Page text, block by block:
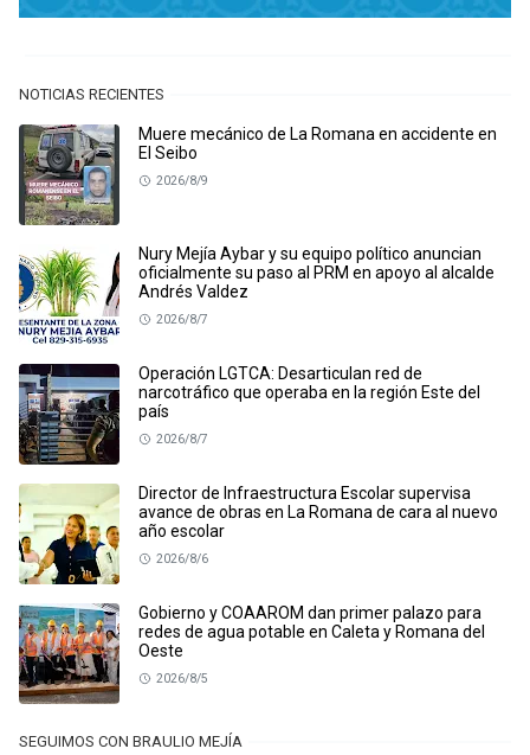
NOTICIAS RECIENTES
Muere mecánico de La Romana en accidente en
El Seibo
2026/8/9
Nury Mejía Aybar y su equipo político anuncian
oficialmente su paso al PRM en apoyo al alcalde
Andrés Valdez
2026/8/7
Operación LGTCA: Desarticulan red de
narcotráfico que operaba en la región Este del
país
2026/8/7
Director de Infraestructura Escolar supervisa
avance de obras en La Romana de cara al nuevo
año escolar
2026/8/6
Gobierno y COAAROM dan primer palazo para
redes de agua potable en Caleta y Romana del
Oeste
2026/8/5
SEGUIMOS CON BRAULIO MEJÍA